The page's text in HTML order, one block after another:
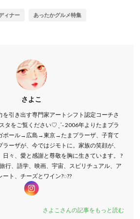
ィナー あったかグルメ特集
さよこ
を引き出す専門家アートシフト認定コーチさ
タをご覧ください♡ ˎˊ˗ 2006年よりたまプラ
ポール→広島→東京→たまプラーザ、子育て
ーザが、今ではジモトに。家族の笑顔が、
々、愛と感謝と尊敬を胸に生きています。 ?
行、語学、映画、宇宙、スピリチュアル、ア
ト、チーズとワイン?◌??
さよこさんの記事をもっと読む